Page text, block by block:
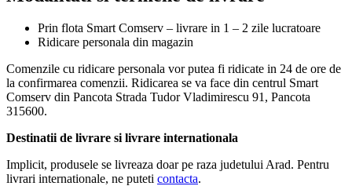
Prin flota Smart Comserv – livrare in 1 – 2 zile lucratoare
Ridicare personala din magazin
Comenzile cu ridicare personala vor putea fi ridicate in 24 de ore de
la confirmarea comenzii. Ridicarea se va face din centrul Smart
Comserv din Pancota Strada Tudor Vladimirescu 91, Pancota
315600.
Destinatii de livrare si livrare internationala
Implicit, produsele se livreaza doar pe raza judetului Arad. Pentru
livrari internationale, ne puteti contacta.